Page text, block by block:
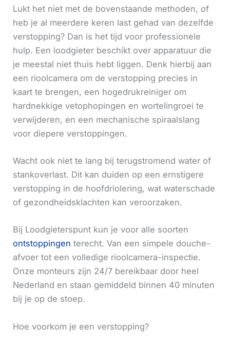
Lukt het niet met de bovenstaande methoden, of
heb je al meerdere keren last gehad van dezelfde
verstopping? Dan is het tijd voor professionele
hulp. Een loodgieter beschikt over apparatuur die
je meestal niet thuis hebt liggen. Denk hierbij aan
een rioolcamera om de verstopping precies in
kaart te brengen, een hogedrukreiniger om
hardnekkige vetophopingen en wortelingroei te
verwijderen, en een mechanische spiraalslang
voor diepere verstoppingen.
Wacht ook niet te lang bij terugstromend water of
stankoverlast. Dit kan duiden op een ernstigere
verstopping in de hoofdriolering, wat waterschade
of gezondheidsklachten kan veroorzaken.
Bij Loodgieterspunt kun je voor alle soorten
ontstoppingen terecht. Van een simpele douche-
afvoer tot een volledige rioolcamera-inspectie.
Onze monteurs zijn 24/7 bereikbaar door heel
Nederland en staan gemiddeld binnen 40 minuten
bij je op de stoep.
Hoe voorkom je een verstopping?